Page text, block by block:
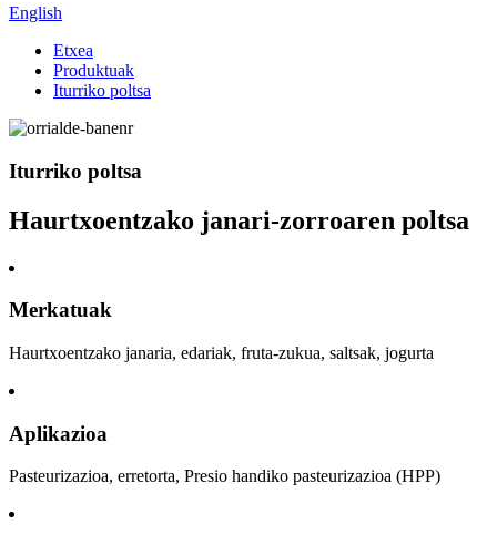
English
Etxea
Produktuak
Iturriko poltsa
Iturriko poltsa
Haurtxoentzako janari-zorroaren poltsa
Merkatuak
Haurtxoentzako janaria, edariak, fruta-zukua, saltsak, jogurta
Aplikazioa
Pasteurizazioa, erretorta, Presio handiko pasteurizazioa (HPP)